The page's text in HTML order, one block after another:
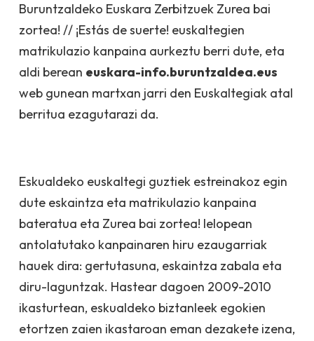
Buruntzaldeko Euskara Zerbitzuek Zurea bai
zortea! // ¡Estás de suerte! euskaltegien
matrikulazio kanpaina aurkeztu berri dute, eta
aldi berean euskara-info.buruntzaldea.eus
web gunean martxan jarri den Euskaltegiak atal
berritua ezagutarazi da.
Eskualdeko euskaltegi guztiek estreinakoz egin
dute eskaintza eta matrikulazio kanpaina
bateratua eta Zurea bai zortea! lelopean
antolatutako kanpainaren hiru ezaugarriak
hauek dira: gertutasuna, eskaintza zabala eta
diru-laguntzak. Hastear dagoen 2009-2010
ikasturtean, eskualdeko biztanleek egokien
etortzen zaien ikastaroan eman dezakete izena,